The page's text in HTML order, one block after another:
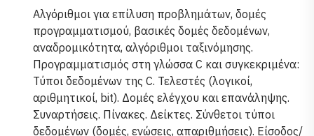
Aλγόριθμοι για επίλυση προβλημάτων, δομές
προγραμματισμού, βασικές δομές δεδομένων,
αναδρομικότητα, αλγόριθμοι ταξινόμησης.
Προγραμματισμός στη γλώσσα C και συγκεκριμένα:
Τύποι δεδομένων της C. Τελεστές (λογικοί,
αριθμητικοί, bit). Δομές ελέγχου και επανάληψης.
Συναρτήσεις. Πίνακες. Δείκτες. Σύνθετοι τύποι
δεδομένων (δομές, ενώσεις, απαριθμήσεις). Είσοδος/